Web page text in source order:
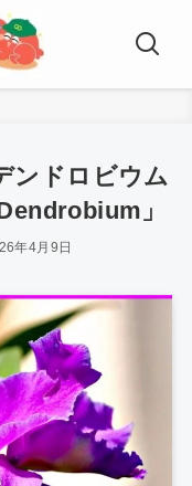
ンドロビウム
」
年4月9日